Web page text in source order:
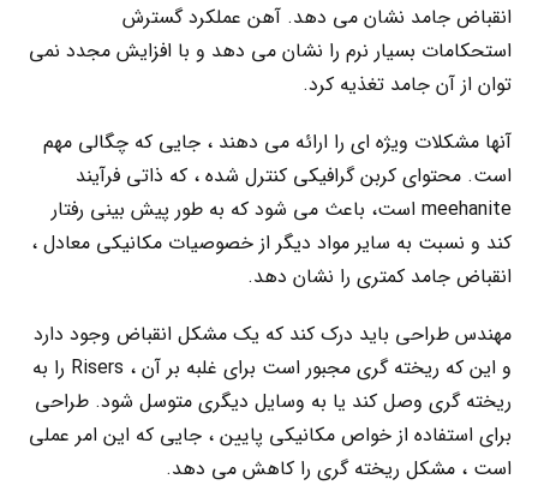
انقباض جامد نشان می دهد. آهن عملکرد گسترش
استحکامات بسیار نرم را نشان می دهد و با افزایش مجدد نمی
توان از آن جامد تغذیه کرد.
آنها مشکلات ویژه ای را ارائه می دهند ، جایی که چگالی مهم
است. محتوای کربن گرافیکی کنترل شده ، که ذاتی فرآیند
meehanite است، باعث می شود که به طور پیش بینی رفتار
کند و نسبت به سایر مواد دیگر از خصوصیات مکانیکی معادل ،
انقباض جامد کمتری را نشان دهد.
مهندس طراحی باید درک کند که یک مشکل انقباض وجود دارد
و این که ریخته گری مجبور است برای غلبه بر آن ، Risers را به
ریخته گری وصل کند یا به وسایل دیگری متوسل شود. طراحی
برای استفاده از خواص مکانیکی پایین ، جایی که این امر عملی
است ، مشکل ریخته گری را کاهش می دهد.